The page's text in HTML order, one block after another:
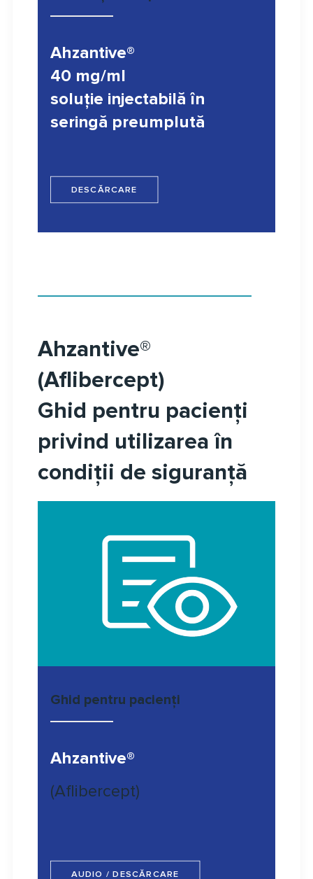
Ahzantive®
40 mg/ml
soluţie injectabilă în
seringă preumplută
DESCĂRCARE
Ahzantive®
(Aflibercept)
Ghid pentru pacienți
privind utilizarea în
condiții de siguranță
Ghid pentru pacienți
Ahzantive®
(Aflibercept)
AUDIO / DESCĂRCARE